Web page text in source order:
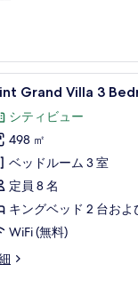
スセーフティボックス (室
6 Grand Villa 3
シティビュー
498 ㎡
ベッドルーム 3 室
定員 8 名
キングベッド 2 台お
WiFi (無料)